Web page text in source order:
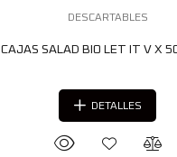
DESCARTABLES
CAJAS SALAD BIO LET IT V X
DETALLES